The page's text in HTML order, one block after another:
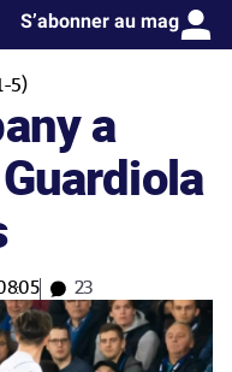
S’abonner au mag
5)
a
23